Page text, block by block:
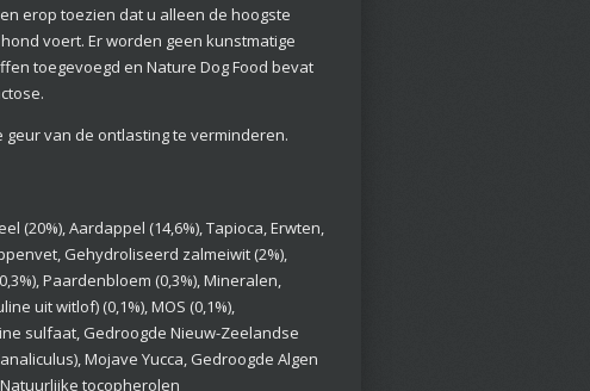
erop toezien dat u alleen de hoogste
voert. Er worden geen kunstmatige
toegevoegd en Nature Dog Food bevat
geur van de ontlasting te verminderen.
(20%), Aardappel (14,6%), Tapioca, Erwten,
Gehydroliseerd zalmeiwit (2%),
Paardenbloem (0,3%), Mineralen,
uit witlof) (0,1%), MOS (0,1%),
sulfaat, Gedroogde Nieuw-Zeelandse
Mojave Yucca, Gedroogde Algen
tocopherolen